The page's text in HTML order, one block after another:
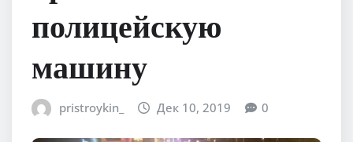
полицейскую
машину
pristroykin_ Дек 10, 2019 0